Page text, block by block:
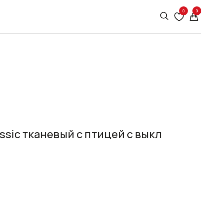
0 0
тканевый с птицей с выкл